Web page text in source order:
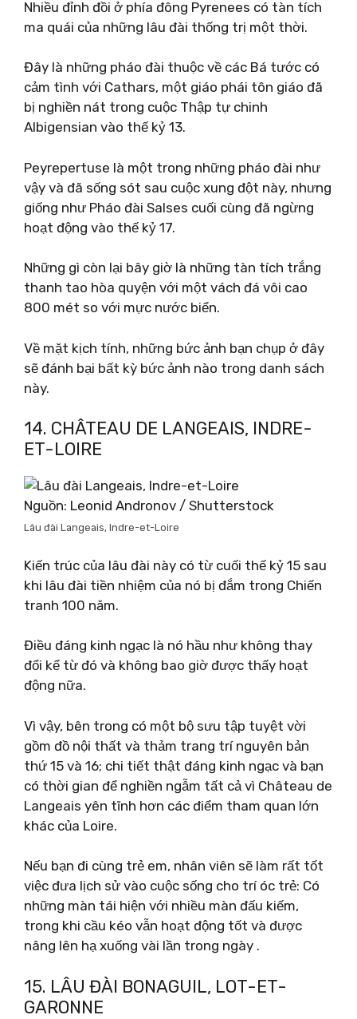
Nhiều đỉnh đồi ở phía đông Pyrenees có tàn tích
ma quái của những lâu đài thống trị một thời.
Đây là những pháo đài thuộc về các Bá tước có
cảm tình với Cathars, một giáo phái tôn giáo đã
bị nghiền nát trong cuộc Thập tự chinh
Albigensian vào thế kỷ 13.
Peyrepertuse là một trong những pháo đài như
vậy và đã sống sót sau cuộc xung đột này, nhưng
giống như Pháo đài Salses cuối cùng đã ngừng
hoạt động vào thế kỷ 17.
Những gì còn lại bây giờ là những tàn tích trắng
thanh tao hòa quyện với một vách đá vôi cao
800 mét so với mực nước biển.
Về mặt kịch tính, những bức ảnh bạn chụp ở đây
sẽ đánh bại bất kỳ bức ảnh nào trong danh sách
này.
14. CHÂTEAU DE LANGEAIS, INDRE-
ET-LOIRE
Nguồn: Leonid Andronov / Shutterstock
Lâu đài Langeais, Indre-et-Loire
Kiến trúc của lâu đài này có từ cuối thế kỷ 15 sau
khi lâu đài tiền nhiệm của nó bị đắm trong Chiến
tranh 100 năm.
Điều đáng kinh ngạc là nó hầu như không thay
đổi kể từ đó và không bao giờ được thấy hoạt
động nữa.
Vì vậy, bên trong có một bộ sưu tập tuyệt vời
gồm đồ nội thất và thảm trang trí nguyên bản
thứ 15 và 16; chi tiết thật đáng kinh ngạc và bạn
có thời gian để nghiền ngẫm tất cả vì Château de
Langeais yên tĩnh hơn các điểm tham quan lớn
khác của Loire.
Nếu bạn đi cùng trẻ em, nhân viên sẽ làm rất tốt
việc đưa lịch sử vào cuộc sống cho trí óc trẻ: Có
những màn tái hiện với nhiều màn đấu kiếm,
trong khi cầu kéo vẫn hoạt động tốt và được
nâng lên hạ xuống vài lần trong ngày .
15. LÂU ĐÀI BONAGUIL, LOT-ET-
GARONNE